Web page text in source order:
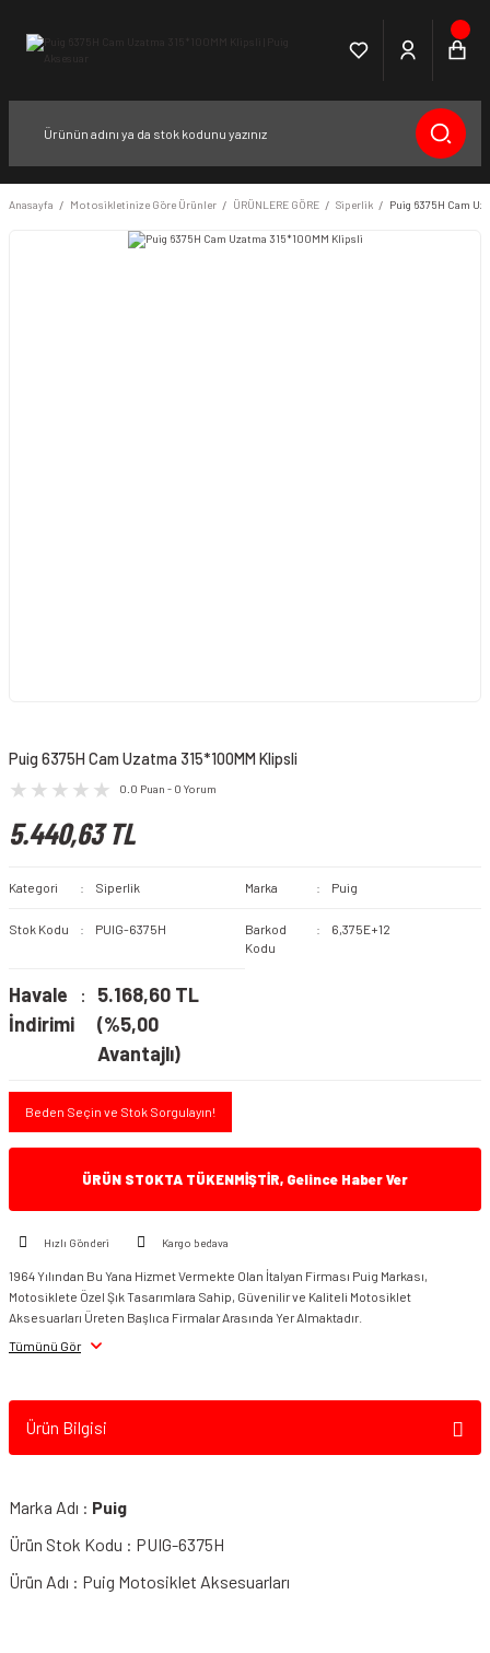
Anasayfa Motosikletinize Göre Ürünler ÜRÜNLERE GÖRE Siperlik Puig 6375H Cam
Puig 6375H Cam Uzatma 315*100MM Klipsli
0.0 Puan - 0 Yorum
5.440,63 TL
Kategori Siperlik Marka Puig
Stok Kodu PUIG-6375H
Barkod
Kodu
6,375E+12
Havale
İndirimi
5.168,60 TL
(%5,00
Avantajlı)
Beden Seçin ve Stok Sorgulayın!
ÜRÜN STOKTA TÜKENMİŞTİR, Gelince Haber Ver
Hızlı Gönderi Kargo bedava
1964 Yılından Bu Yana Hizmet Vermekte Olan İtalyan Firması Puig Markası,
Motosiklete Özel Şık Tasarımlara Sahip, Güvenilir ve Kaliteli Motosiklet
Aksesuarları Üreten Başlıca Firmalar Arasında Yer Almaktadır.
Tümünü Gör
Ürün Bilgisi
Marka Adı : Puig
Ürün Stok Kodu : PUIG-6375H
Ürün Adı : Puig Motosiklet Aksesuarları